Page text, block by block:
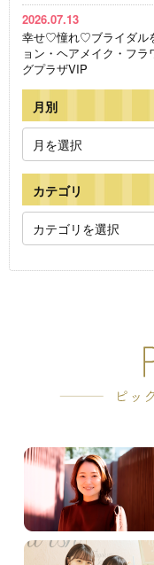
2026.07.13
幸せ♡憧れ♡ブライダル
ョン・ヘアメイク・フ
グプラザVIP
月別
カテゴリ